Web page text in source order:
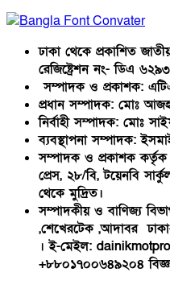
ঢাকা থেকে প্রকাশিত
রেজিষ্ট্রেশন নং- ডিএ
সম্পাদক ও প্রকাশক:
প্রধান সম্পাদক: মোঃ
নির্বাহী সম্পাদক: মোঃ
ব্যবস্থাপনা সম্পাদক:
সম্পাদক ও প্রকাশক কর্তৃক
প্রেস, ২৮/বি, টয়েনবি
থেকে মুদ্রিত।
সম্পাদকীয় ও বাণিজ্য
,শেখেরটেক ,আদাবর
। ই-মেইল:
+৮৮০১৭০০৬৪৯২০৪